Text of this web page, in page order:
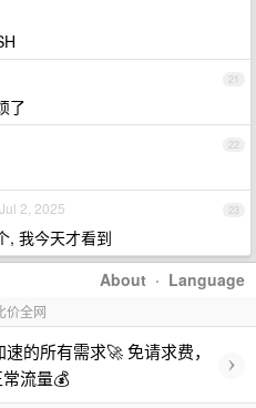
21
了
22
23
Jul 2, 2025
, 我今天才看到
About · Language
价全网
的所有需求🚀 免请求费，
流量💰
›